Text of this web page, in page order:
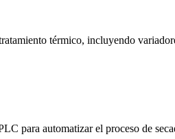
térmico, incluyendo
para automatizar el proceso de